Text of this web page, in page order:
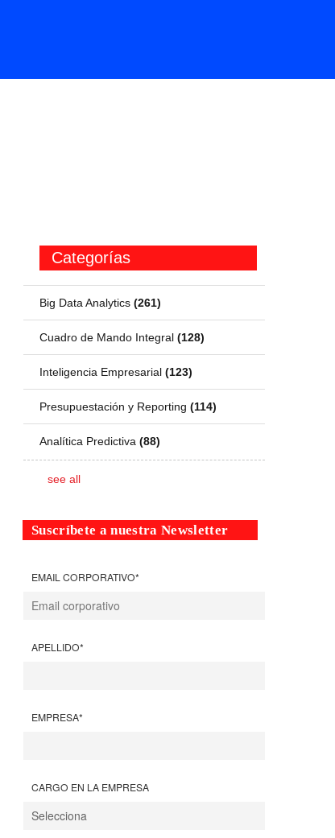
Categorías
Big Data Analytics (261)
Cuadro de Mando Integral (128)
Inteligencia Empresarial (123)
Presupuestación y Reporting (114)
Analítica Predictiva (88)
see all
Suscríbete a nuestra Newsletter
EMAIL CORPORATIVO*
APELLIDO*
EMPRESA*
CARGO EN LA EMPRESA